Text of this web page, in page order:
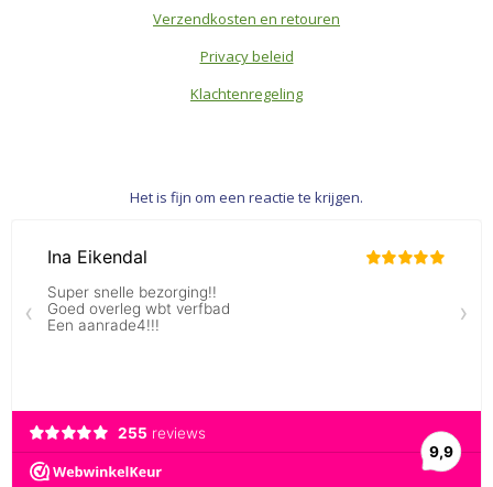
Verzendkosten en retouren
Privacy beleid
Klachtenregeling
Het is fijn om een reactie te krijgen.